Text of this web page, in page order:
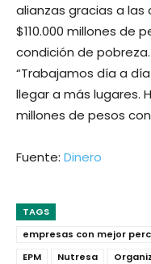
alianzas gracias a las
$110.000 millones de
condición de
“Trabajamos día a
llegar a más lugares.
millones de pesos
Fuente: Dinero
TAGS
empresas con mejor
EPM
Nutresa